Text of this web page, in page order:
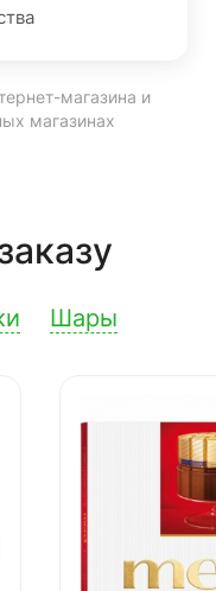
магазина и
магазинах
Шары